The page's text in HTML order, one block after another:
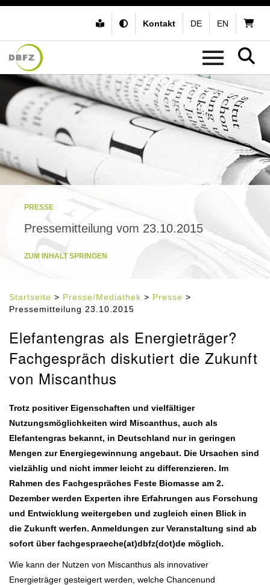
Kontakt DE EN
PRESSE
Pressemitteilung vom 23.10.2015
ZUM INHALT SPRINGEN
Startseite > Presse/Mediathek > Presse >
Pressemitteilung 23.10.2015
Elefantengras als Energieträger?
Fachgespräch diskutiert die Zukunft
von Miscanthus
Trotz positiver Eigenschaften und vielfältiger
Nutzungsmöglichkeiten wird Miscanthus, auch als
Elefantengras bekannt, in Deutschland nur in geringen
Mengen zur Energiegewinnung angebaut. Die Ursachen sind
vielzählig und nicht immer leicht zu differenzieren. Im
Rahmen des Fachgespräches Feste Biomasse am 2.
Dezember werden Experten ihre Erfahrungen aus Forschung
und Entwicklung weitergeben und zugleich einen Blick in
die Zukunft werfen. Anmeldungen zur Veranstaltung sind ab
sofort über fachgespraeche(at)dbfz(dot)de möglich.
Wie kann der Nutzen von Miscanthus als innovativer
Energieträger gesteigert werden, welche Chancenund